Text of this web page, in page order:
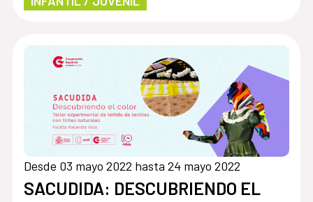
Desde 03 mayo 2022 hasta 24 mayo 2022
SACUDIDA: DESCUBRIENDO EL